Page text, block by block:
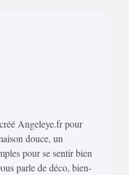
Angeleye.fr pour
douce, un
pour se sentir bien
parle de déco, bien-